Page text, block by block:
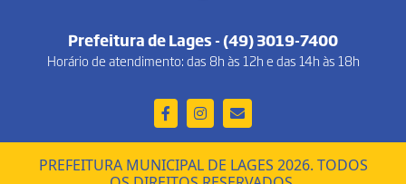
Prefeitura de Lages - (49) 3019-7400
Horário de atendimento: das 8h às 12h e das 14h às 18h
PREFEITURA MUNICIPAL DE LAGES 2026. TODOS